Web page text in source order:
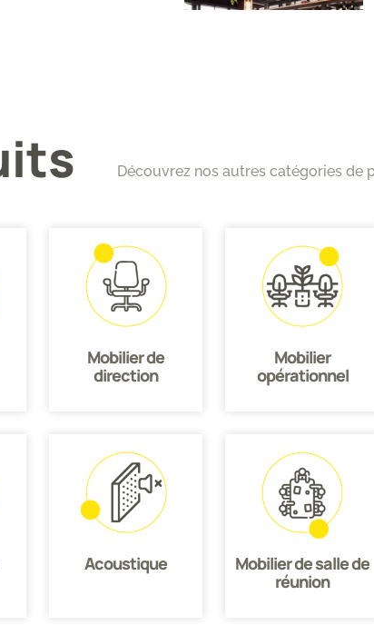
Découvrez nos autres catégories de
Mobilier de
direction
Mobilier
opérationnel
Acoustique
Mobilier de salle de
réunion